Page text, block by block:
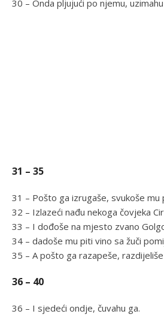
30 – Onda pljujući po njemu,
31 – 35
31 – Pošto ga izrugaše, svukoše
32 – Izlazeći nađu nekoga čovjeka
33 – I dođoše na mjesto zvano
34 – dadoše mu piti vino sa žuči
35 – A pošto ga razapeše,
36 – 40
36 – I sjedeći ondje, čuvahu ga.